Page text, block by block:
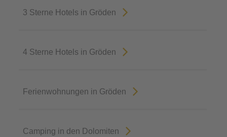
3 Sterne Hotels in Gröden
4 Sterne Hotels in Gröden
Ferienwohnungen in Gröden
Camping in den Dolomiten